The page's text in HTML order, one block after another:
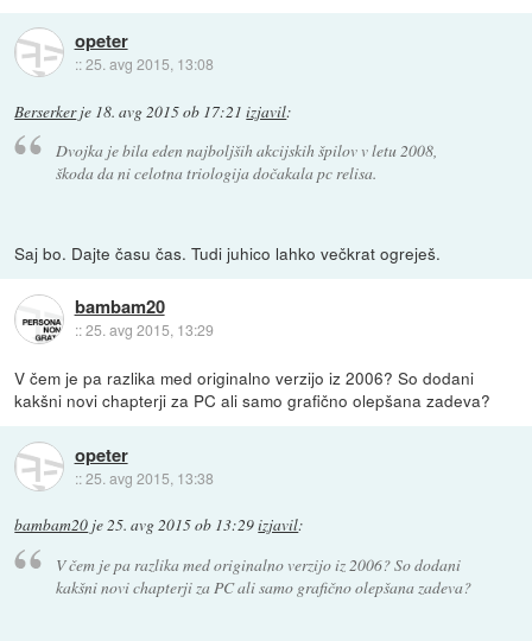
opeter
::25. avg 2015, 13:08
Berserkerje 18. avg 2015 ob 17:21 izjavil:
Dvojka je bila eden najboljših akcijskih špilov v letu 2008,
škoda da ni celotna triologija dočakala pc relisa.
Saj bo. Dajte času čas. Tudi juhico lahko večkrat ogreješ.
bambam20
::25. avg 2015, 13:29
V čem je pa razlika med originalno verzijo iz 2006? So dodani
kakšni novi chapterji za PC ali samo grafično olepšana zadeva?
opeter
::25. avg 2015, 13:38
bambam20 je25. avg 2015 ob 13:29izjavil:
V čem je pa razlika med originalno verzijo iz 2006? So dodani
kakšni novi chapterji za PC ali samo grafično olepšana zadeva?